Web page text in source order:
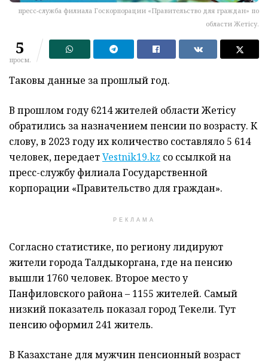
пресс-служба филиала Госкорпорации «Правительство для граждан» по
области Жетісу.
5
просм.
Таковы данные за прошлый год.
В прошлом году 6214 жителей области Жетісу
обратились за назначением пенсии по возрасту. К
слову, в 2023 году их количество составляло 5 614
человек, передаетVestnik19.kz со ссылкой на
пресс-службу филиала Государственной
корпорации «Правительство для граждан».
РЕКЛАМА
Согласно статистике, по региону лидируют
жители города Талдыкоргана, где на пенсию
вышли 1760 человек. Второе место у
Панфиловского района – 1155 жителей. Самый
низкий показатель показал город Текели. Тут
пенсию оформил 241 житель.
В Казахстане для мужчин пенсионный возраст